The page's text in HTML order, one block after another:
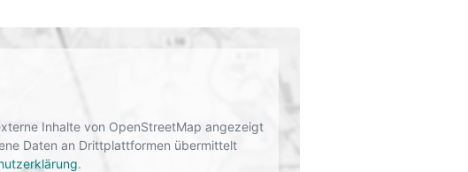
Inhalte von OpenStreetMap angezeigt
Daten an Drittplattformen übermittelt
.